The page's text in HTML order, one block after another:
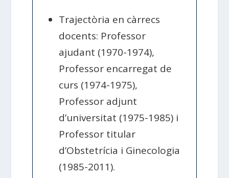
Trajectòria en càrrecs
docents: Professor
ajudant (1970-1974),
Professor encarregat de
curs (1974-1975),
Professor adjunt
d’universitat (1975-1985) i
Professor titular
d’Obstetrícia i Ginecologia
(1985-2011).